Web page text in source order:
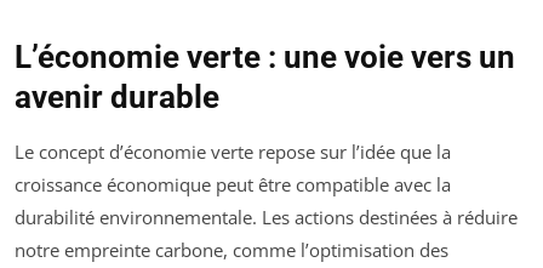
L’économie verte : une voie vers un
avenir durable
Le concept d’économie verte repose sur l’idée que la
croissance économique peut être compatible avec la
durabilité environnementale. Les actions destinées à réduire
notre empreinte carbone, comme l’optimisation des